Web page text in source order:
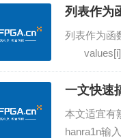
列表作为
列表作为函
一文快速
本文适宜有
hanra1n输